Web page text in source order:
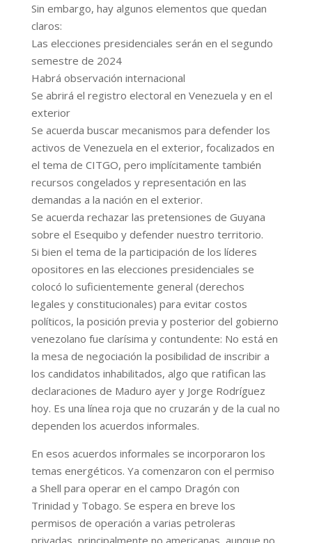
Sin embargo, hay algunos elementos que quedan
claros:
Las elecciones presidenciales serán en el segundo
semestre de 2024
Habrá observación internacional
Se abrirá el registro electoral en Venezuela y en el
exterior
Se acuerda buscar mecanismos para defender los
activos de Venezuela en el exterior, focalizados en
el tema de CITGO, pero implícitamente también
recursos congelados y representación en las
demandas a la nación en el exterior.
Se acuerda rechazar las pretensiones de Guyana
sobre el Esequibo y defender nuestro territorio.
Si bien el tema de la participación de los líderes
opositores en las elecciones presidenciales se
colocó lo suficientemente general (derechos
legales y constitucionales) para evitar costos
políticos, la posición previa y posterior del gobierno
venezolano fue clarísima y contundente: No está en
la mesa de negociación la posibilidad de inscribir a
los candidatos inhabilitados, algo que ratifican las
declaraciones de Maduro ayer y Jorge Rodríguez
hoy. Es una línea roja que no cruzarán y de la cual no
dependen los acuerdos informales.
En esos acuerdos informales se incorporaron los
temas energéticos. Ya comenzaron con el permiso
a Shell para operar en el campo Dragón con
Trinidad y Tobago. Se espera en breve los
permisos de operación a varias petroleras
privadas, principalmente no americanas, aunque no